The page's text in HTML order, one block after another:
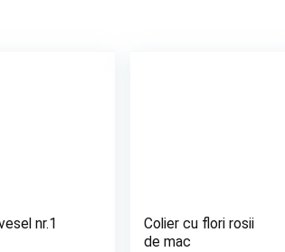
nr.1
Colier cu flori rosii
de mac